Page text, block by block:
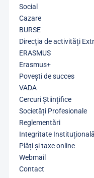
Social
Cazare
BURSE
Direcția de activități
ERASMUS
Erasmus+
Povești de succes
VADA
Cercuri Științifice
Societăți Profesionale
Reglementări
Integritate Instituțională
Plăți și taxe online
Webmail
Contact